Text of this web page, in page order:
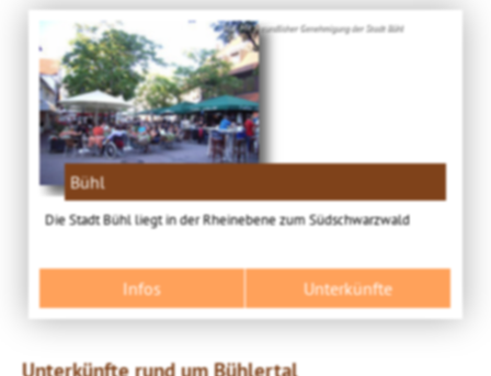
Bild: Mit freundlicher Genehmigung der Stadt Bühl
Bühl
Die Stadt Bühl liegt in der Rheinebene zum Südschwarzwald
Infos Unterkünfte
Unterkünfte rund um Bühlertal